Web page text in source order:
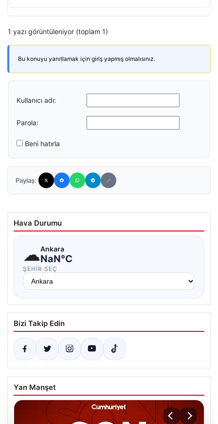
1 yazı görüntüleniyor (toplam 1)
Bu konuyu yanıtlamak için giriş yapmış olmalısınız.
Kullanıcı adı:
Parola:
Beni hatırla
Paylaş:
Hava Durumu
☁Ankara
NaN°C
ŞEHIR SEÇ
Bizi Takip Edin
Yan Manşet